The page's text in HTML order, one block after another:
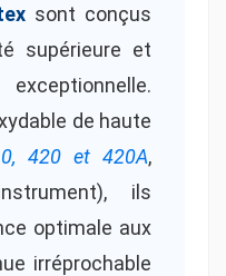
sont conçus
supérieure et
de haute
420 et 420A,
ils
optimale aux
irréprochable